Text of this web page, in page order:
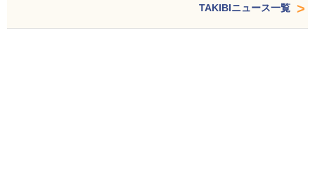
TAKIBIニュース一覧